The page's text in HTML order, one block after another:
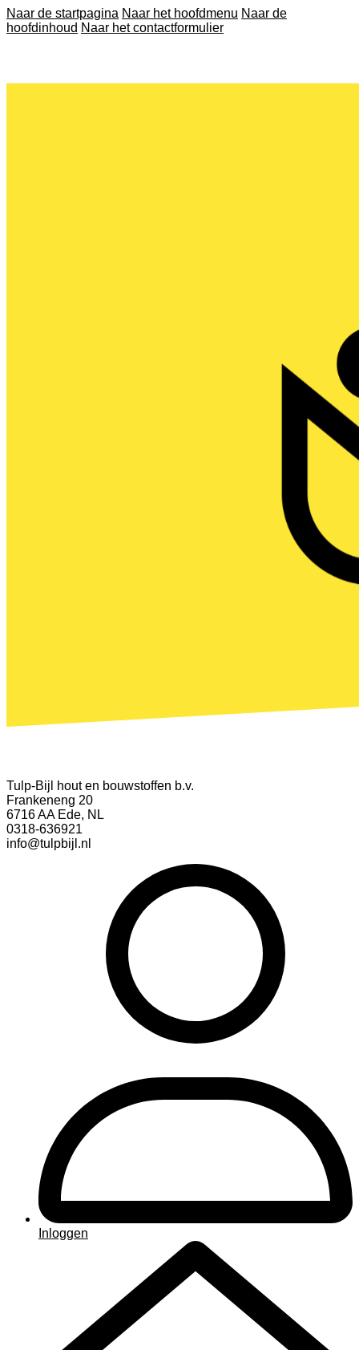
Naar de startpagina Naar het hoofdmenu Naar de
hoofdinhoud Naar het contactformulier
Tulp-Bijl hout en bouwstoffen b.v.
Frankeneng 20
6716 AA Ede, NL
0318-636921
info@tulpbijl.nl
Inloggen